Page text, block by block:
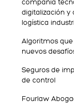
compañía
digitalización y
logística
Algoritmos
nuevos
Seguros de
de control
Fourlaw